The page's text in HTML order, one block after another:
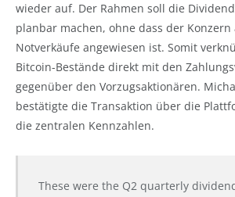
wieder auf. Der Rahmen soll die
planbar machen, ohne dass der
Notverkäufe angewiesen ist. Somit
Bitcoin-Bestände direkt mit den
gegenüber den Vorzugsaktionären.
bestätigte die Transaktion über die
die zentralen Kennzahlen.
These were the Q2 quarterly